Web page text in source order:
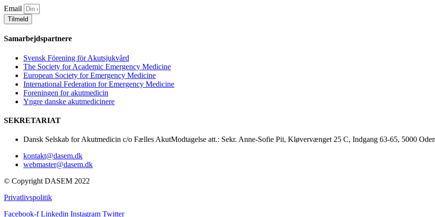
Email
Tilmeld
Samarbejdspartnere
Svensk Förening för Akutsjukvård
The Society for Academic Emergency Medicine
European Society for Emergency Medicine
International Federation for Emergency Medicine
Foreningen for akutmedicin
Yngre danske akutmedicinere
SEKRETARIAT
Dansk Selskab for Akutmedicin c/o Fælles AkutModtagelse att.: Sekr. Anne-Sofie Pii, Kløvervænget 25 C, Indgang 63-65, 5000
kontakt@dasem.dk
webmaster@dasem.dk
© Copyright DASEM 2022
Privatlivspolitik
Facebook-f Linkedin Instagram Twitter